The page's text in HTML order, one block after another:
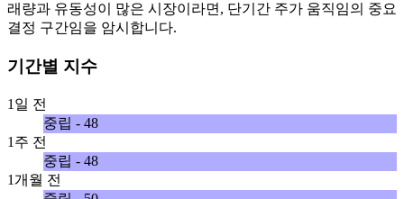
래량과 유동성이 많은 시장이라면, 단기간 주가 움직임의 중요
결정 구간임을 암시합니다.
기간별 지수
1일 전
중립 - 48
1주 전
중립 - 48
1개월 전